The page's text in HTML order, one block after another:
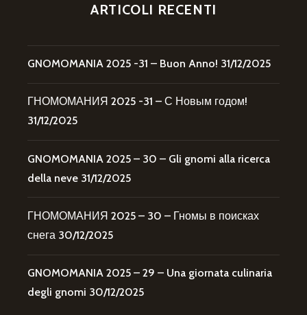
ARTICOLI RECENTI
GNOMOMANIA 2025 -31 – Buon Anno! 31/12/2025
ГНОМОМАНИЯ 2025 -31 – С Новым годом!
31/12/2025
GNOMOMANIA 2025 – 30 – Gli gnomi alla ricerca
della neve 31/12/2025
ГНОМОМАНИЯ 2025 – 30 – Гномы в поисках
снега 30/12/2025
GNOMOMANIA 2025 – 29 – Una giornata culinaria
degli gnomi 30/12/2025